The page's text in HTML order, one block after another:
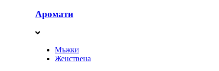
Аромати
Мъжки
Женствена